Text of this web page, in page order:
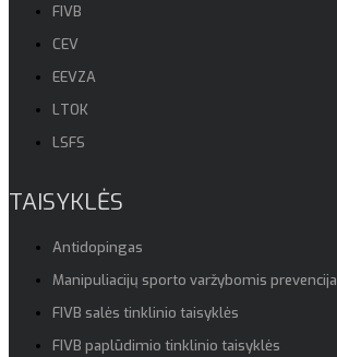
FIVB
CEV
EEVZA
LTOK
LSFS
TAISYKLĖS
Antidopingas
Manipuliacijų sporto varžybomis prevencija
FIVB salės tinklinio taisyklės
FIVB paplūdimio tinklinio taisyklės